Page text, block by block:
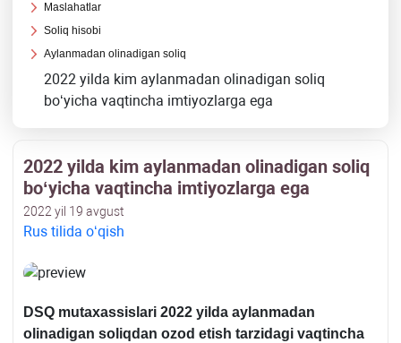
Maslahatlar
Soliq hisobi
Aylanmadan olinadigan soliq
2022 yilda kim aylanmadan olinadigan soliq
boʻyicha vaqtincha imtiyozlarga ega
2022 yilda kim aylanmadan olinadigan soliq
boʻyicha vaqtincha imtiyozlarga ega
2022 yil 19 avgust
Rus tilida oʻqish
DSQ mutaхassislari 2022 yilda aylanmadan
olinadigan soliqdan ozod etish tarzidagi vaqtincha